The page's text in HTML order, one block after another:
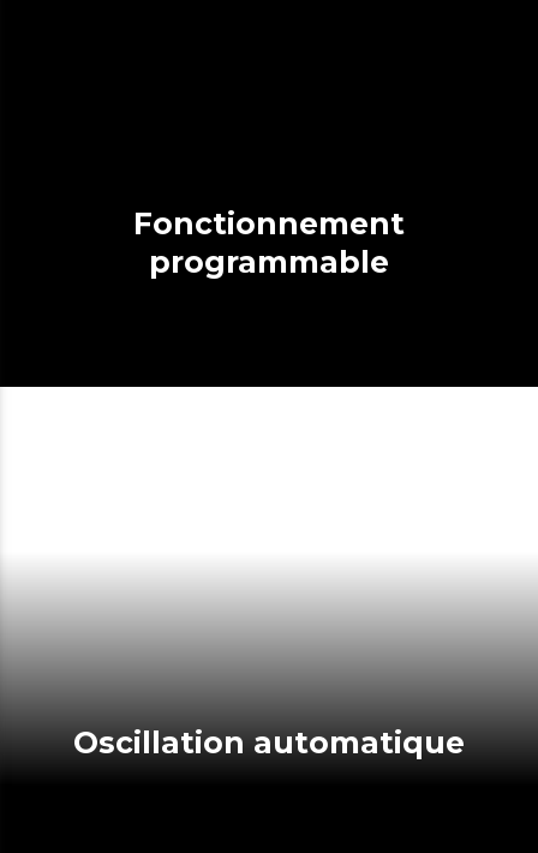
Fonctionnement
programmable
Oscillation automatique